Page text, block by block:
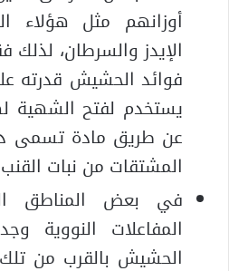
أوزانهم مثل هؤلاء
الإيدز والسرطان،
فوائد الحشيش قدرته
يستخدم لفتح الشهية
عن طريق مادة تسمى
المشتقات من نبات
في بعض المناطق
المفاعلات النووية
الحشيش بالقرب من